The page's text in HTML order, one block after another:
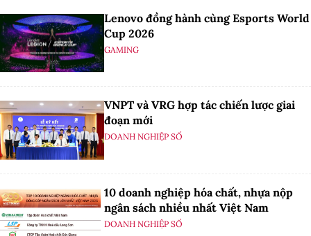
Lenovo đồng hành cùng Esports World
Cup 2026
GAMING
VNPT và VRG hợp tác chiến lược giai
đoạn mới
DOANH NGHIỆP SỐ
10 doanh nghiệp hóa chất, nhựa nộp
ngân sách nhiều nhất Việt Nam
DOANH NGHIỆP SỐ